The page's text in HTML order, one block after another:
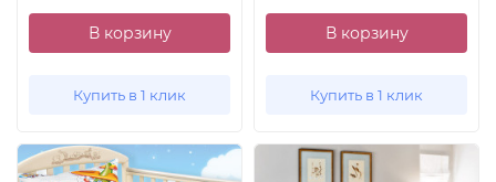
В корзину
Купить в 1 клик
В корзину
Купить в 1 клик